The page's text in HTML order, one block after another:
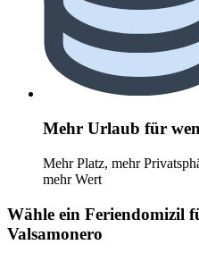
Mehr Urlaub für
Mehr Platz, mehr
mehr Wert
Wähle ein Feriendomizil
Valsamonero